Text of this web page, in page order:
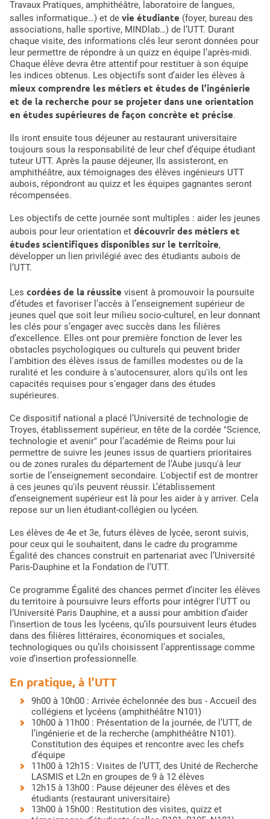
Travaux Pratiques, amphithéâtre, laboratoire de langues,
salles informatique…) et de vie étudiante (foyer, bureau des
associations, halle sportive, MINDlab…) de l’UTT. Durant
chaque visite, des informations clés leur seront données pour
leur permettre de répondre à un quizz en équipe l’après-midi.
Chaque élève devra être attentif pour restituer à son équipe
les indices obtenus. Les objectifs sont d’aider les élèves à
mieux comprendre les métiers et études de l’ingénierie
et de la recherche pour se projeter dans une orientation
en études supérieures de façon concrète et précise.
Ils iront ensuite tous déjeuner au restaurant universitaire
toujours sous la responsabilité de leur chef d’équipe étudiant
tuteur UTT. Après la pause déjeuner, Ils assisteront, en
amphithéâtre, aux témoignages des élèves ingénieurs UTT
aubois, répondront au quizz et les équipes gagnantes seront
récompensées.
Les objectifs de cette journée sont multiples : aider les jeunes
aubois pour leur orientation et découvrir des métiers et
études scientifiques disponibles sur le territoire,
développer un lien privilégié avec des étudiants aubois de
l’UTT.
Les cordées de la réussite visent à promouvoir la poursuite
d’études et favoriser l’accès à l’enseignement supérieur de
jeunes quel que soit leur milieu socio-culturel, en leur donnant
les clés pour s’engager avec succès dans les filières
d’excellence. Elles ont pour première fonction de lever les
obstacles psychologiques ou culturels qui peuvent brider
l'ambition des élèves issus de familles modestes ou de la
ruralité et les conduire à s'autocensurer, alors qu'ils ont les
capacités requises pour s'engager dans des études
supérieures.
Ce dispositif national a placé l’Université de technologie de
Troyes, établissement supérieur, en tête de la cordée "Science,
technologie et avenir" pour l’académie de Reims pour lui
permettre de suivre les jeunes issus de quartiers prioritaires
ou de zones rurales du département de l’Aube jusqu'à leur
sortie de l’enseignement secondaire. L'objectif est de montrer
à ces jeunes qu'ils peuvent réussir. L’établissement
d’enseignement supérieur est là pour les aider à y arriver. Cela
repose sur un lien étudiant-collégien ou lycéen.
Les élèves de 4e et 3e, futurs élèves de lycée, seront suivis,
pour ceux qui le souhaitent, dans le cadre du programme
Égalité des chances construit en partenariat avec l’Université
Paris-Dauphine et la Fondation de l’UTT.
Ce programme Égalité des chances permet d’inciter les élèves
du territoire à poursuivre leurs efforts pour intégrer l'UTT ou
l’Université Paris Dauphine, et a aussi pour ambition d’aider
l’insertion de tous les lycéens, qu’ils poursuivent leurs études
dans des filières littéraires, économiques et sociales,
technologiques ou qu’ils choisissent l’apprentissage comme
voie d’insertion professionnelle.
En pratique, à l’UTT
9h00 à 10h00 : Arrivée échelonnée des bus - Accueil des
collégiens et lycéens (amphithéâtre N101)
10h00 à 11h00 : Présentation de la journée, de l’UTT, de
l’ingénierie et de la recherche (amphithéâtre N101).
Constitution des équipes et rencontre avec les chefs
d’équipe
11h00 à 12h15 : Visites de l’UTT, des Unité de Recherche
LASMIS et L2n en groupes de 9 à 12 élèves
12h15 à 13h00 : Pause déjeuner des élèves et des
étudiants (restaurant universitaire)
13h00 à 15h00 : Restitution des visites, quizz et